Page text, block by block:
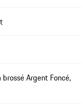
Argent Foncé,